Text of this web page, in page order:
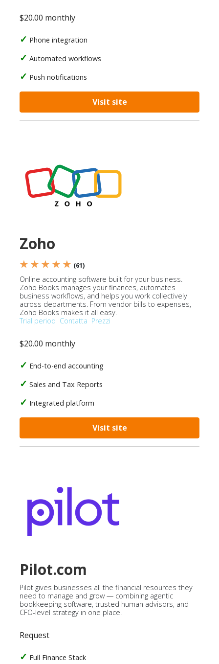
$20.00 monthly
Phone integration
Automated workflows
Push notifications
Visit site
Zoho
★ ★ ★ ★ ★ (61)
Online accounting software built for your business.
Zoho Books manages your finances, automates
business workflows, and helps you work collectively
across departments. From vendor bills to expenses,
Zoho Books makes it all easy.
Trial period Contatta Prezzi
$20.00 monthly
End-to-end accounting
Sales and Tax Reports
Integrated platform
Visit site
Pilot.com
Pilot gives businesses all the financial resources they
need to manage and grow — combining agentic
bookkeeping software, trusted human advisors, and
CFO-level strategy in one place.
Request
Full Finance Stack